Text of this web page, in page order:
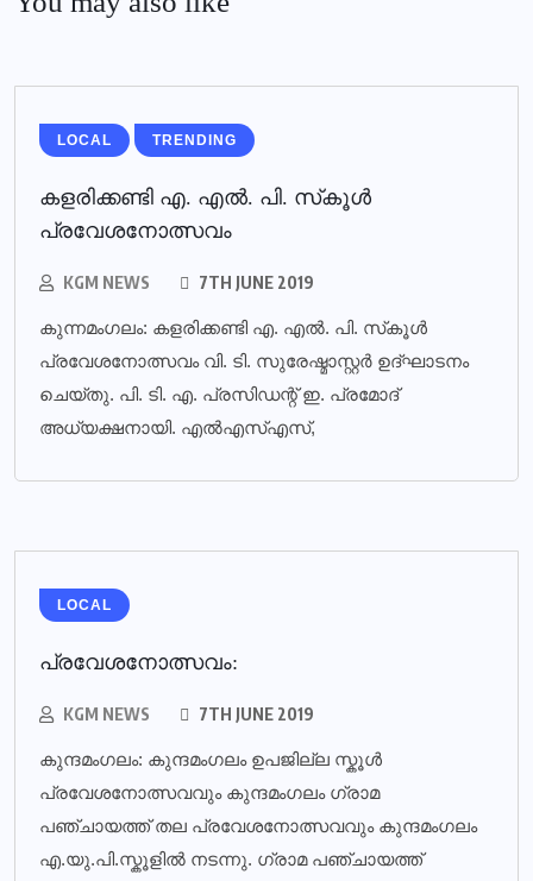
LOCAL TRENDING
കളരിക്കണ്ടി എ. എല്‍. പി. സ്‌കൂള്‍
പ്രവേശനോത്സവം
KGM NEWS 7TH JUNE 2019
കുന്നമംഗലം: കളരിക്കണ്ടി എ. എല്‍. പി. സ്‌കൂള്‍
പ്രവേശനോത്സവം വി. ടി. സുരേഷ്മാസ്റ്റര്‍ ഉദ്ഘാടനം
ചെയ്തു. പി. ടി. എ. പ്രസിഡന്റ് ഇ. പ്രമോദ്
അധ്യക്ഷനായി. എല്‍എസ്എസ്,
LOCAL
പ്രവേശനോത്സവം:
KGM NEWS 7TH JUNE 2019
കുന്ദമംഗലം: കുന്ദമംഗലം ഉപജില്ല സ്കൂൾ
പ്രവേശനോത്സവവും കുന്ദമംഗലം ഗ്രാമ
പഞ്ചായത്ത് തല പ്രവേശനോത്സവവും കുന്ദമംഗലം
എ.യു.പി.സ്കൂളിൽ നടന്നു. ഗ്രാമ പഞ്ചായത്ത്